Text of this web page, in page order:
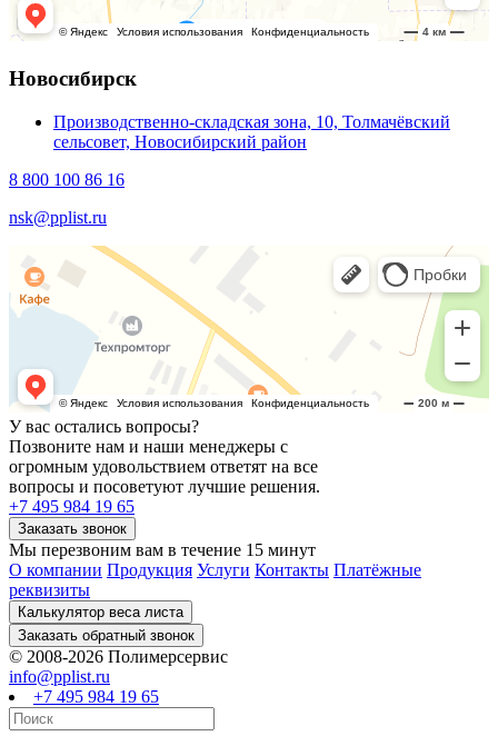
Новосибирск
Производственно-складская зона, 10, Толмачёвский
сельсовет, Новосибирский район
8 800 100 86 16
nsk@pplist.ru
У вас остались вопросы?
Позвоните нам и наши менеджеры с
огромным удовольствием ответят на все
вопросы и посоветуют лучшие решения.
+7 495 984 19 65
Мы перезвоним вам в течение 15 минут
О компании Продукция Услуги Контакты Платёжные
реквизиты
© 2008-2026 Полимерсервис
info@pplist.ru
+7 495 984 19 65